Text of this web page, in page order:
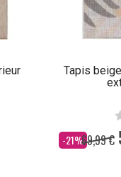
Tapis
-21%
Dès 69,99 €